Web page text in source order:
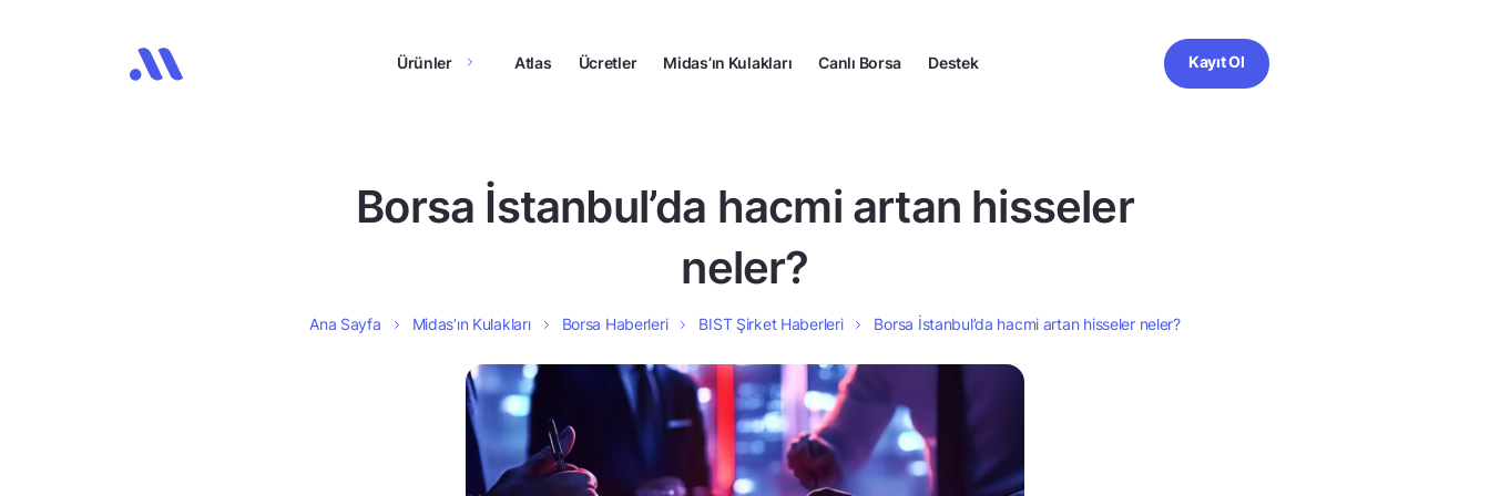
Ürünler Atlas Ücretler Midas’ın Kulakları Canlı Borsa Destek Kayıt Ol
Borsa İstanbul’da hacmi artan hisseler
neler?
Ana Sayfa Midas’ın Kulakları Borsa Haberleri BIST Şirket Haberleri Borsa İstanbul’da hacmi artan hisseler neler?